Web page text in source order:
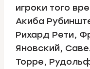
игроки того
Акиба
Рихард Рети,
Яновский,
Торре,